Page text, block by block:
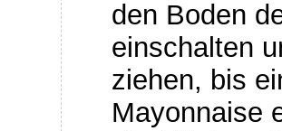
den Boden
einschalten
ziehen, bis
Mayonnaise